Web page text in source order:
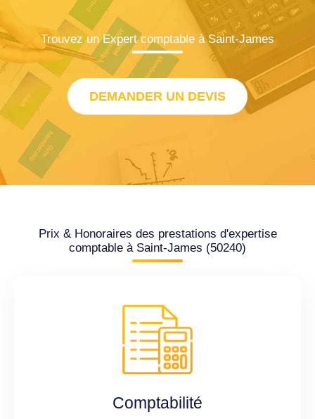
Trouvez un Expert comptable à Saint-James
DEMANDER UN DEVIS
Prix & Honoraires des prestations d'expertise
comptable à Saint-James (50240)
Comptabilité